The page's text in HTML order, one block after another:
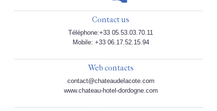
Contact us
Téléphone:+33 05.53.03.70.11
Mobile: +33 06.17.52.15.94
Web contacts
contact@chateaudelacote.com
www.chateau-hotel-dordogne.com